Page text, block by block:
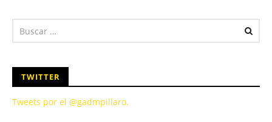
TWITTER
Tweets por el @gadmpillaro.